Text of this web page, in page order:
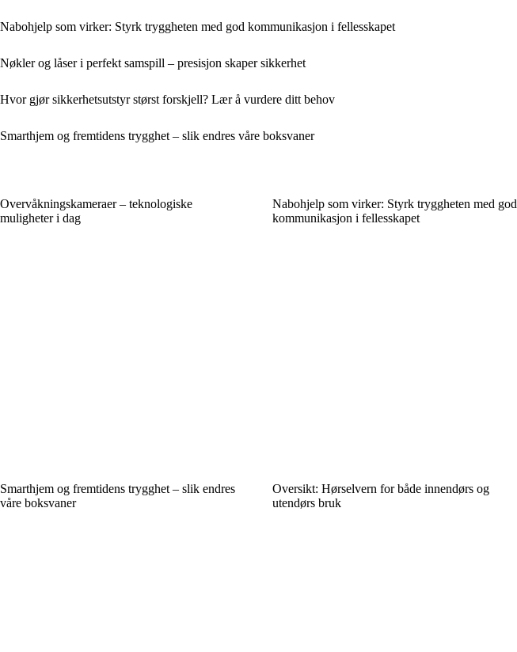
Nabohjelp som virker: Styrk tryggheten med god kommunikasjon i fellesskapet
Nøkler og låser i perfekt samspill – presisjon skaper sikkerhet
Hvor gjør sikkerhetsutstyr størst forskjell? Lær å vurdere ditt behov
Smarthjem og fremtidens trygghet – slik endres våre boksvaner
Overvåkningskameraer – teknologiske
muligheter i dag
Nabohjelp som virker: Styrk tryggheten med god
kommunikasjon i fellesskapet
Smarthjem og fremtidens trygghet – slik endres
våre boksvaner
Oversikt: Hørselvern for både innendørs og
utendørs bruk